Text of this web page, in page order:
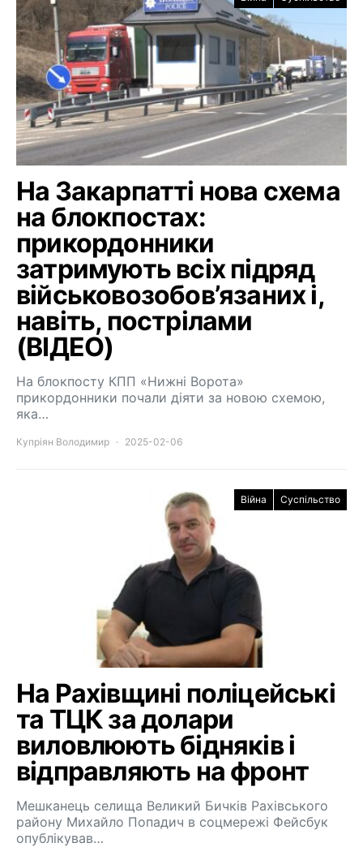
На Закарпатті нова схема
на блокпостах:
прикордонники
затримують всіх підряд
військовозобов’язаних і,
навіть, пострілами
(ВІДЕО)
На блокпосту КПП «Нижні Ворота»
прикордонники почали діяти за новою схемою,
яка…
Купріян Володимир 2025-02-06
Війна Суспільство
На Рахівщині поліцейські
та ТЦК за долари
виловлюють бідняків і
відправляють на фронт
Мешканець селища Великий Бичків Рахівського
району Михайло Попадич в соцмережі Фейсбук
опублікував…